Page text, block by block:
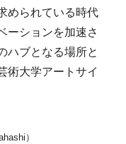
められている時代
ーションを加速さ
ハブとなる場所と
術大学アートサイ
）